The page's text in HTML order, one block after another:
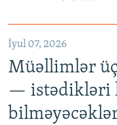
İyul 07, 2026
Müəllimlər
— istədikləri